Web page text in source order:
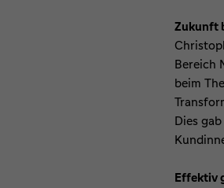
Zukunft
Bereich
beim
Dies
Effektiv